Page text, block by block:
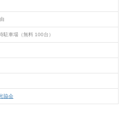
駐車場（無料 100台）
協会